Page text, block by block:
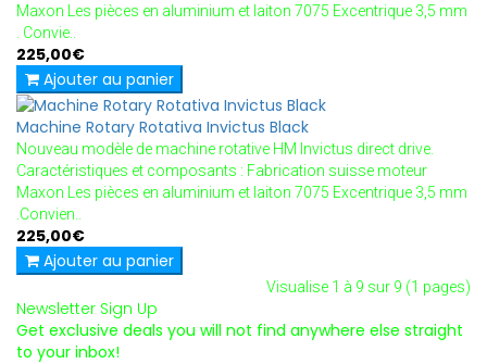
Maxon Les pièces en aluminium et laiton 7075 Excentrique 3,5 mm
. Convie..
225,00€
Ajouter au panier
Machine Rotary Rotativa Invictus Black
Nouveau modèle de machine rotative HM Invictus direct drive.
Caractéristiques et composants : Fabrication suisse moteur
Maxon Les pièces en aluminium et laiton 7075 Excentrique 3,5 mm
.Convien..
225,00€
Ajouter au panier
Visualise 1 à 9 sur 9 (1 pages)
Newsletter Sign Up
Get exclusive deals you will not find anywhere else straight
to your inbox!